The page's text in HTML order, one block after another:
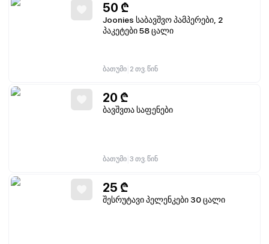
50 ₾
Joonies საბავშვო პამპერები, 2
პაკეტები 58 ცალი
ბათუმი 2 თვ. წინ
20 ₾
ბავშვთა საფენები
ბათუმი 3 თვ. წინ
25 ₾
შესრუტავი პელენკები 30 ცალი